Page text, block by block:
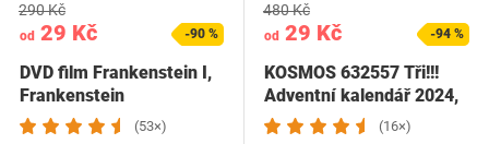
od 29 Kč
290 Kč
-90 %
DVD film Frankenstein I,
Frankenstein
(53×)
od 29 Kč
480 Kč
-94 %
KOSMOS 632557 Tři!!!
Adventní kalendář 2024,
objevte…
(16×)